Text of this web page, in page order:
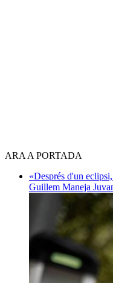
ARA A PORTADA
«Després d'un
Guillem Maneja